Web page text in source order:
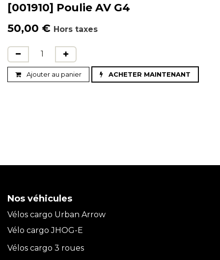
[001910] Poulie AV G4
50,00 € Hors taxes
Ajouter au panier ACHETER MAINTENANT
Nos véhicules
Vélos cargo Urban Arrow
Vélo cargo JHOG-E
Vélos cargo 3 roues